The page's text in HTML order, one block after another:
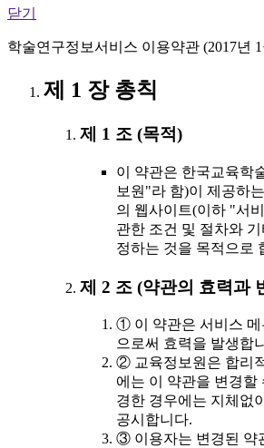
닫기
학술연구정보서비스 이용약관 (2017년
제 1 장 총칙
제 1 조 (목적)
이 약관은 한국교육학
보원"라 함)이 제공하
의 웹사이트(이하 "서
관한 조건 및 절차와
정하는 것을 목적으로
제 2 조 (약관의 효력과
① 이 약관은 서비스
으로써 효력을 발생합
② 교육정보원은 합리
에는 이 약관을 변경할
경한 경우에는 지체없
공시합니다.
③ 이용자는 변경된 약